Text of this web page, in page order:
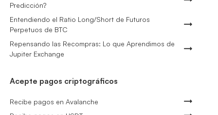
Predicción?
Entendiendo el Ratio Long/Short de Futuros
Perpetuos de BTC
Repensando las Recompras: Lo que Aprendimos de
Jupiter Exchange
Acepte pagos criptográficos
Recibe pagos en Avalanche